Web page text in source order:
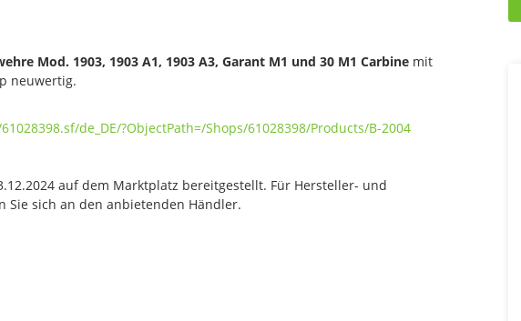
Mod. 1903, 1903 A1, 1903 A3, Garant M1 und 30 M1 Carbine mit
neuwertig.
de_DE/?ObjectPath=/Shops/61028398/Products/B-2004
auf dem Marktplatz bereitgestellt. Für Hersteller- und
Sie sich an den anbietenden Händler.